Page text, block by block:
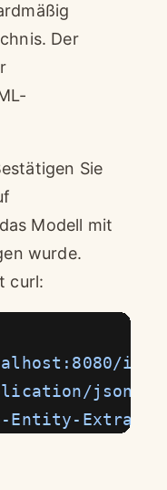
Der
Sie
Modell mit
wurde.
curl:
json"
Entity-